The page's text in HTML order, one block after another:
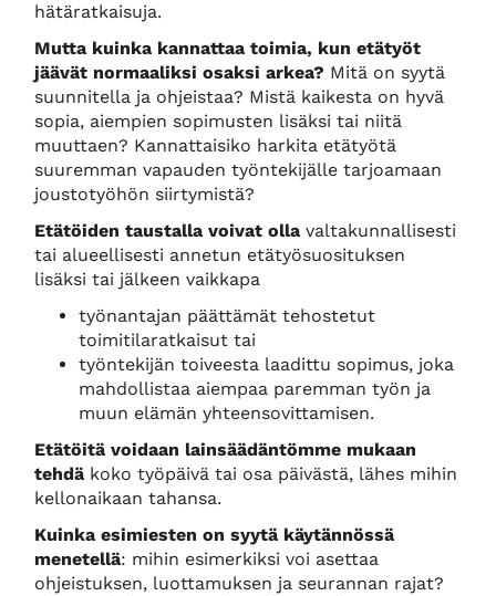
hätäratkaisuja.
Mutta kuinka kannattaa toimia, kun etätyöt
jäävät normaaliksi osaksi arkea? Mitä on syytä
suunnitella ja ohjeistaa? Mistä kaikesta on hyvä
sopia, aiempien sopimusten lisäksi tai niitä
muuttaen? Kannattaisiko harkita etätyötä
suuremman vapauden työntekijälle tarjoamaan
joustotyöhön siirtymistä?
Etätöiden taustalla voivat olla valtakunnallisesti
tai alueellisesti annetun etätyösuosituksen
lisäksi tai jälkeen vaikkapa
työnantajan päättämät tehostetut
toimitilaratkaisut tai
työntekijän toiveesta laadittu sopimus, joka
mahdollistaa aiempaa paremman työn ja
muun elämän yhteensovittamisen.
Etätöitä voidaan lainsäädäntömme mukaan
tehdä koko työpäivä tai osa päivästä, lähes mihin
kellonaikaan tahansa.
Kuinka esimiesten on syytä käytännössä
menetellä: mihin esimerkiksi voi asettaa
ohjeistuksen, luottamuksen ja seurannan rajat?